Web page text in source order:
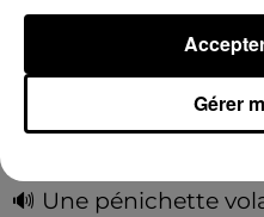
🔊 Une pénichette
Gérer